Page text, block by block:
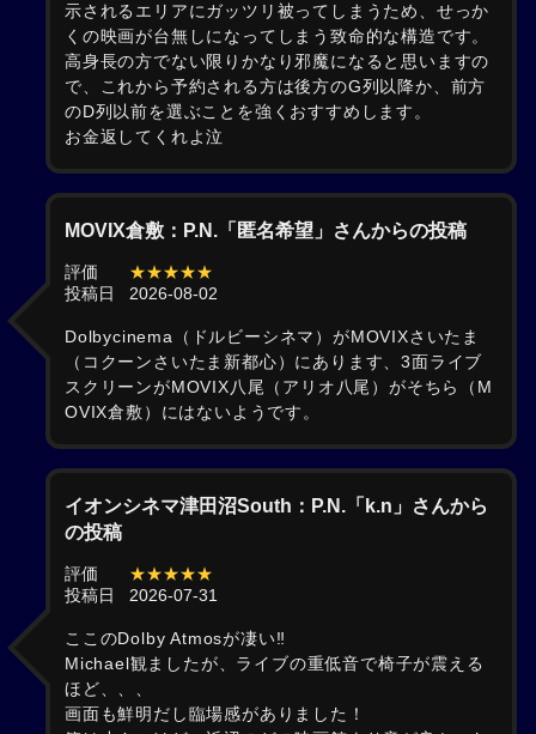
示されるエリアにガッツリ被ってしまうため、せっか
くの映画が台無しになってしまう致命的な構造です。
高身長の方でない限りかなり邪魔になると思いますの
で、これから予約される方は後方のG列以降か、前方
のD列以前を選ぶことを強くおすすめします。
お金返してくれよ泣
MOVIX倉敷：P.N.「匿名希望」さんからの投稿
評価
★★★★★
投稿日
2026-08-02
Dolbycinema（ドルビーシネマ）がMOVIXさいたま
（コクーンさいたま新都心）にあります、3面ライブ
スクリーンがMOVIX八尾（アリオ八尾）がそちら（M
OVIX倉敷）にはないようです。
イオンシネマ津田沼South：P.N.「k.n」さんから
の投稿
評価
★★★★★
投稿日
2026-07-31
ここのDolby Atmosが凄い‼️
Michael観ましたが、ライブの重低音で椅子が震える
ほど、、、
画面も鮮明だし臨場感がありました！